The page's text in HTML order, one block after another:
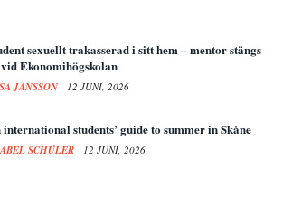
sexuellt trakasserad i sitt hem – mentor stängs
Ekonomihögskolan
JANSSON 12 JUNI, 2026
international students’ guide to summer in Skåne
SCHÜLER 12 JUNI, 2026